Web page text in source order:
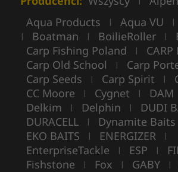
Aqua Products | Aqua VU |
| Boatman | BoilieRoller |
Carp Fishing Poland | CARP
Carp Old School | Carp
Carp Seeds | Carp Spirit |
CC Moore | Cygnet | DAM
Delkim | Delphin | DUDI
DURACELL | Dynamite Baits
EKO BAITS | ENERGIZER |
EnterpriseTackle | ESP |
Fishstone | Fox | GABY |